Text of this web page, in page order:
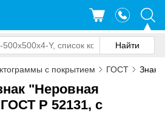
с покрытием ГОСТ Знак
"Неровная
Р 52131, с